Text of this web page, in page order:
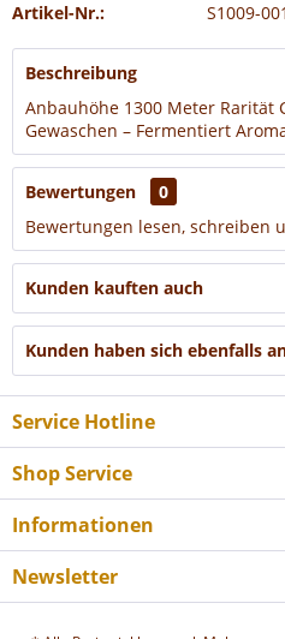
Artikel-Nr.: S1009-001
Beschreibung
Anbauhöhe 1300 Meter Rarität
Gewaschen – Fermentiert
Bewertungen
0
Bewertungen lesen, schreiben
Kunden kauften auch
Kunden haben sich ebenfalls
Service Hotline
Shop Service
Informationen
Newsletter